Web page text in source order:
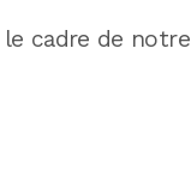
cadre de notre